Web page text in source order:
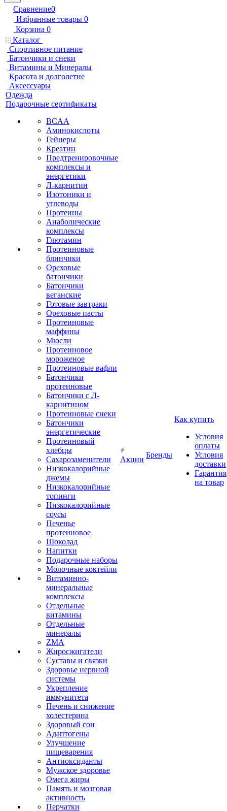
Сравнение0
Избранные товары 0
Корзина 0
Каталог
Спортивное питание
Батончики и снеки
Витамины и Минералы
Красота и долголетие
Аксессуары
Одежда
Подарочные сертификаты
BCAA
Аминокислоты
Гейнеры
Креатин
Предтренировочные
комплексы и
энергетики
Л-карнитин
Изотоники и
углеводы
Протеины
Анаболические
комплексы
Глютамин
Протеиновые
блинчики
Ореховые
батончики
Батончики
веганские
Готовые завтраки
Ореховые пасты
Протеиновые
маффины
Мюсли
Протеиновое
мороженое
Протеиновые вафли
Батончики
протеиновые
Батончики с Л-
карнитином
Протеиновые снеки
Батончики
энергетические
Протеиновый
хлебцы
Сахарозаменители
Низкокалорийные
джемы
Низкокалорийные
топинги
Низкокалорийные
соусы
Печенье
протеиновое
Шоколад
Напитки
Подарочные наборы
Молочные коктейли
Витаминно-
минеральные
комплексы
Отдельные
витамины
Отдельные
минералы
ZMA
Жиросжигатели
Суставы и связки
Здоровье нервной
системы
Укрепление
иммунитета
Печень и снижение
холестерина
Здоровый сон
Адаптогены
Улучшение
пищеварения
Антиоксиданты
Мужское здоровье
Омега жиры
Память и мозговая
активность
Перчатки
Акции
Бренды
Как купить
Условия
оплаты
Условия
доставки
Гарантия
на товар